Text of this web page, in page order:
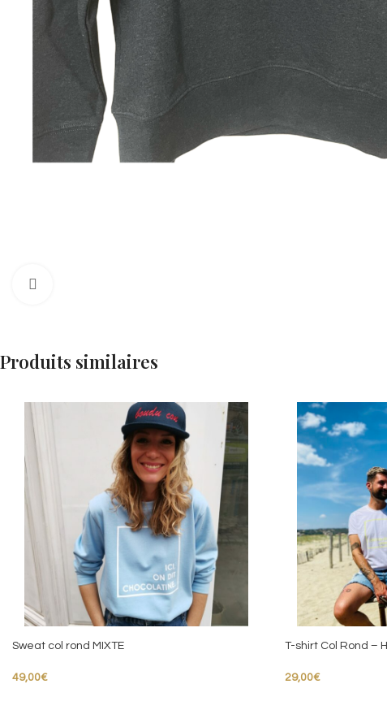
Produits similaires
Sweat col rond MIXTE
49,00€
T-shirt Col Rond – H
29,00€